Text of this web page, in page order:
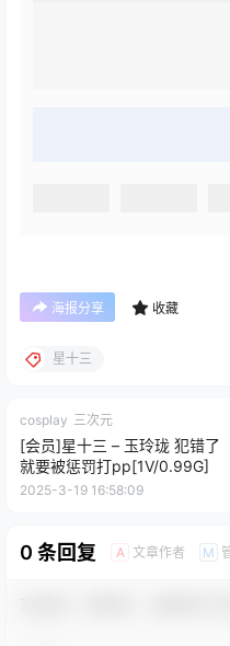
海报分享 收藏
星十三
cosplay 三次元
[会员]星十三 – 玉玲珑 犯错了
就要被惩罚打pp[1V/0.99G]
2025-3-19 16:58:09
0 条回复 A 文章作者 M